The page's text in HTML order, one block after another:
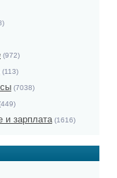
(972)
(113)
(7038)
и зарплата(1616)